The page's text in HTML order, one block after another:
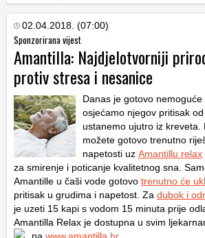
02.04.2018. (07:00)
Sponzorirana vijest
Amantilla: Najdjelotvorniji
protiv stresa i nesanice
Danas je gotovo
osjećamo njegov pritisak
ustanemo ujutro iz kreveta.
možete gotovo trenutno
napetosti uz Amantillu relax
za smirenje i poticanje kvalitetnog sna.
Amantille u čaši vode gotovo trenutno će
pritisak u grudima i napetost. Za dubok i
je uzeti 15 kapi s vodom 15 minuta prije
Amantilla Relax je dostupna u svim